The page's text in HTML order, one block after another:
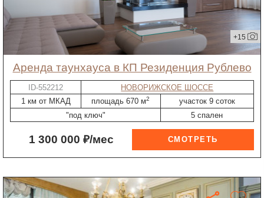
+15
Аренда таунхауса в КП Резиденция Рублево
ID-552212
НОВОРИЖСКОЕ ШОССЕ
1 км от МКАД
площадь 670 м2
участок 9 соток
"под ключ"
5 спален
1 300 000 ₽/мес